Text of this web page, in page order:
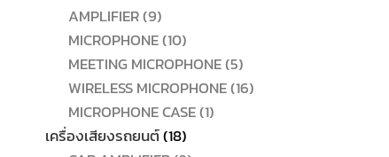
AMPLIFIER 99
สินค้า
MICROPHONE 1010
สินค้า
MEETING MICROPHONE 55
สินค้า
WIRELESS MICROPHONE 1616
MICROPHONE CASE 11
เครื่องเสียงรถยนต์ 1818